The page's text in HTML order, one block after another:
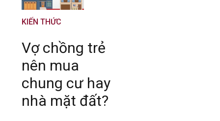
KIẾN THỨC
Vợ chồng trẻ
nên mua
chung cư hay
nhà mặt đất?